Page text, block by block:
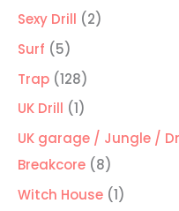
Sexy Drill 22
Surf 55
productos
Trap 128128
productos
UK Drill 11
producto
UK garage / Jungle /
Breakcore
88
productos
Witch House 11